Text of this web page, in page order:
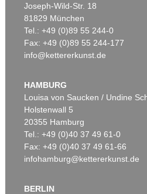
Auktion 489 - Lot 135
Ergebnis:€ 337.500
Joseph-Wild-Str. 18
81829 München
Tel.: +49 (0)89 55 244-0
Fax: +49 (0)89 55 244-177
info@kettererkunst.de
HAMBURG
Louisa von Saucken / Undine
Holstenwall 5
20355 Hamburg
Tel.: +49 (0)40 37 49 61-0
Fax: +49 (0)40 37 49 61-66
infohamburg@kettererkunst.de
BERLIN